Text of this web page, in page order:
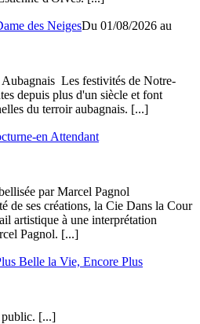
des NeigesDu 01/08/2026 au
Aubagnais Les festivités de Notre-
depuis plus d'un siècle et font
du terroir aubagnais. [...]
en Attendant
par Marcel Pagnol
de ses créations, la Cie Dans la Cour
artistique à une interprétation
Pagnol. [...]
Belle la Vie, Encore Plus
[...]